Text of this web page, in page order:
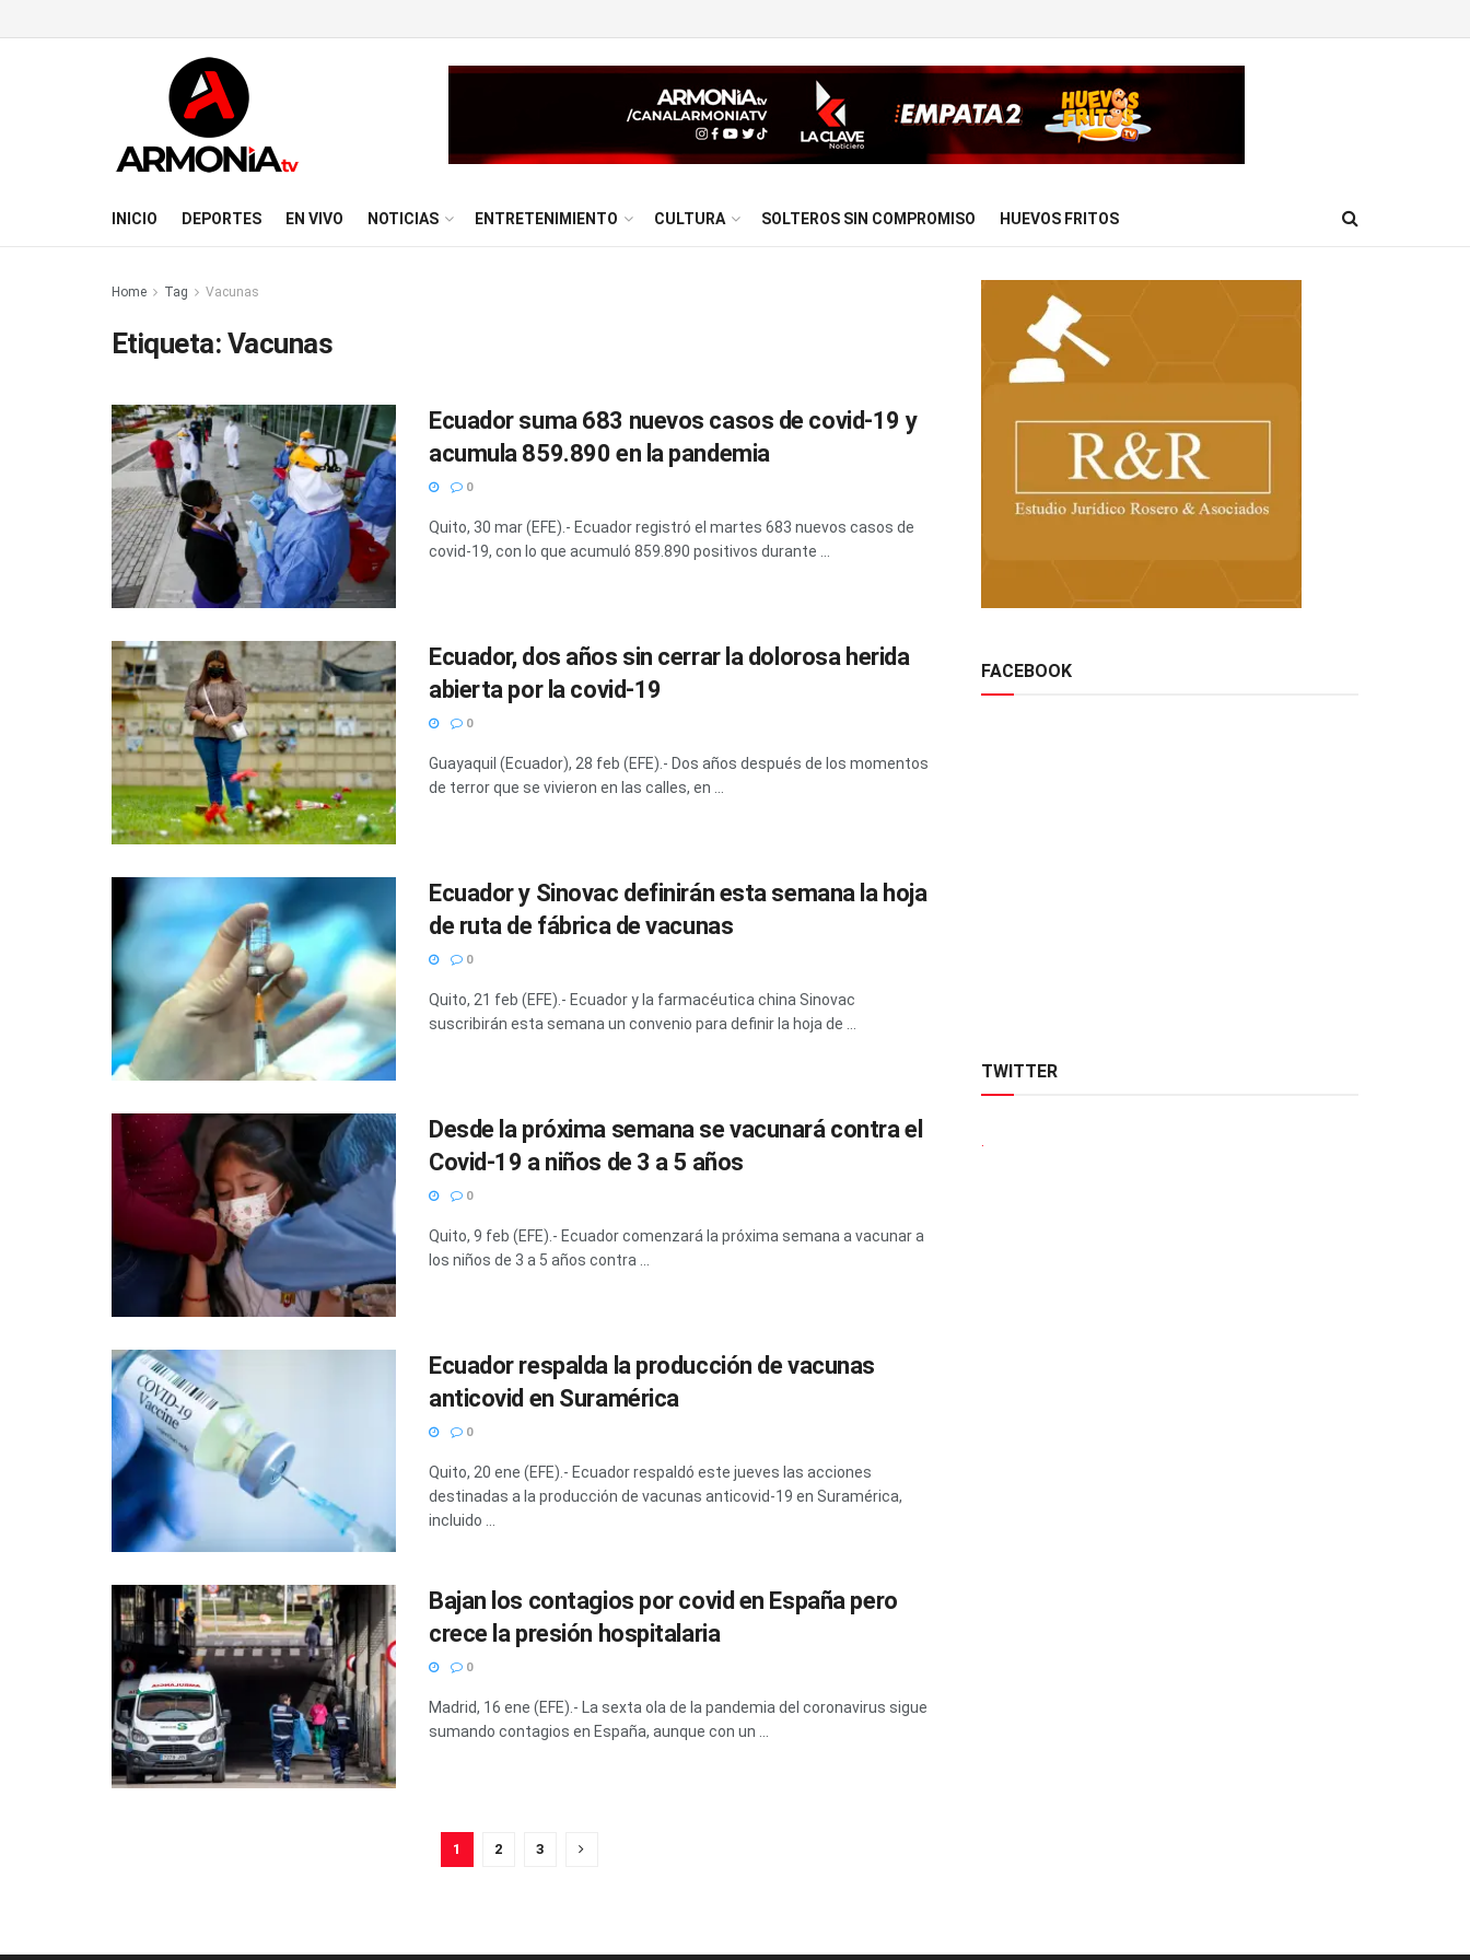
INICIO DEPORTES EN VIVO NOTICIAS ENTRETENIMIENTO CULTURA SOLTEROS SIN COMPROMISO HUEVOS FRITOS
Home Tag Vacunas
Etiqueta: Vacunas
Ecuador suma 683 nuevos casos de covid-19 y
acumula 859.890 en la pandemia
0
Quito, 30 mar (EFE).- Ecuador registró el martes 683 nuevos casos de
covid-19, con lo que acumuló 859.890 positivos durante ...
Ecuador, dos años sin cerrar la dolorosa herida
abierta por la covid-19
0
Guayaquil (Ecuador), 28 feb (EFE).- Dos años después de los momentos
de terror que se vivieron en las calles, en ...
Ecuador y Sinovac definirán esta semana la hoja
de ruta de fábrica de vacunas
0
Quito, 21 feb (EFE).- Ecuador y la farmacéutica china Sinovac
suscribirán esta semana un convenio para definir la hoja de ...
Desde la próxima semana se vacunará contra el
Covid-19 a niños de 3 a 5 años
0
Quito, 9 feb (EFE).- Ecuador comenzará la próxima semana a vacunar a
los niños de 3 a 5 años contra ...
Ecuador respalda la producción de vacunas
anticovid en Suramérica
0
Quito, 20 ene (EFE).- Ecuador respaldó este jueves las acciones
destinadas a la producción de vacunas anticovid-19 en Suramérica,
incluido ...
Bajan los contagios por covid en España pero
crece la presión hospitalaria
0
Madrid, 16 ene (EFE).- La sexta ola de la pandemia del coronavirus sigue
sumando contagios en España, aunque con un ...
1 2 3
FACEBOOK
TWITTER